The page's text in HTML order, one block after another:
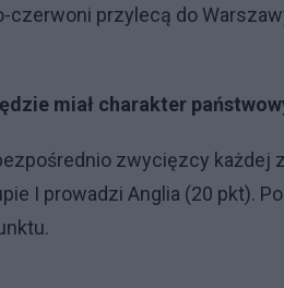
czerwoni przylecą do
miał charakter
zwycięzcy każdej
I prowadzi Anglia (20 pkt).